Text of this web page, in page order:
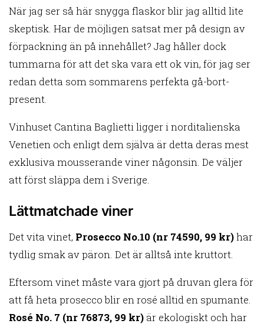
När jag ser så här snygga flaskor blir jag alltid lite
skeptisk. Har de möjligen satsat mer på design av
förpackning än på innehållet? Jag håller dock
tummarna för att det ska vara ett ok vin, för jag ser
redan detta som sommarens perfekta gå-bort-
present.
Vinhuset Cantina Baglietti liggeri norditalienska
Venetien och enligt dem själva är detta deras mest
exklusiva mousserande viner någonsin. De väljer
att först släppa dem i Sverige.
Lättmatchade viner
Det vita vinet, Prosecco No.10 (nr 74590, 99 kr)har
tydlig smak av päron. Det är alltså inte kruttort.
Eftersom vinet måste vara gjort på druvan glera för
att få heta prosecco blir en rosé alltid en spumante.
Rosé No. 7 (nr 76873, 99 kr) är ekologiskt och har